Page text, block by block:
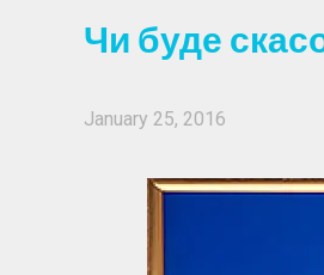
Чи буде
January 25, 2016